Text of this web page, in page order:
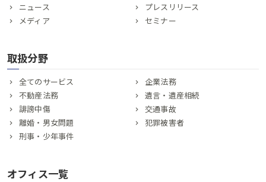
ニュース
プレスリリース
メディア
セミナー
取扱分野
全てのサービス
企業法務
不動産法務
遺言・遺産相続
誹謗中傷
交通事故
離婚・男女問題
犯罪被害者
刑事・少年事件
オフィス一覧